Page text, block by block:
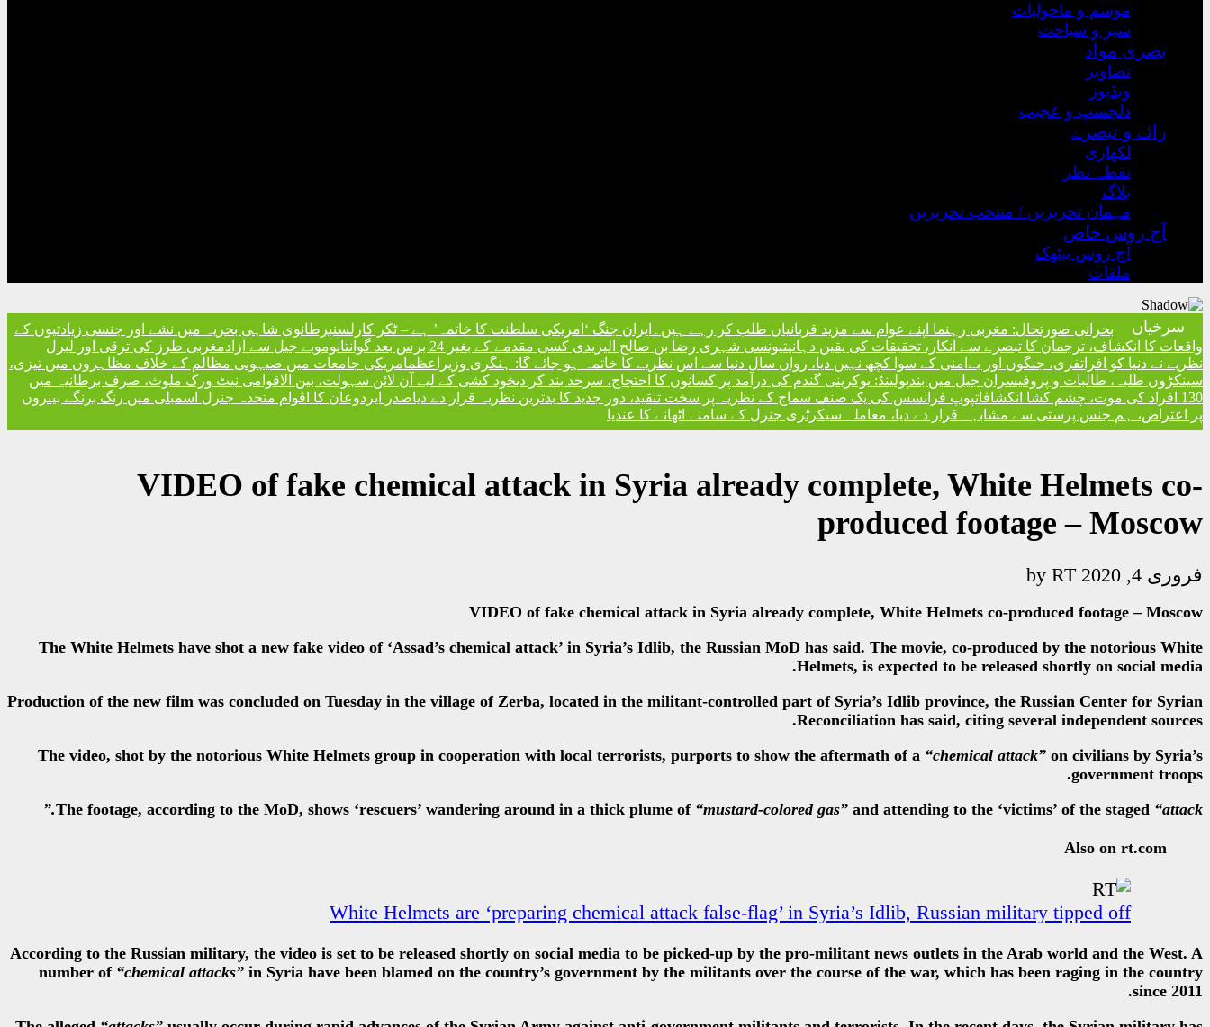
موسم و ماحولیات
سیر و سیاحت
بصری مواد
تصاویر
ویڈیوز
دلچسپ و عجیب
رائے و تبصرے
لکھاری
نقطہ نظر
بلاگ
مہمان تحریریں / منتخب تحریریں
آج روس خاص
آج روس بیٹھک
ملقات
سرخیاں بحرانی صورتحال: مغربی رہنما اپنے عوام سے مزید قربانیاں طلب کر رہے ہیں۔ ایران جنگ ‘امریکی سلطنت کا خاتمہ’ ہے – ٹکر کارلسنبرطانوی شاہی بحریہ میں نشے اور جنسی زیادتیوں کے
واقعات کا انکشاف، ترجمان کا تبصرے سے انکار، تحقیقات کی یقین دہانیتیونسی شہری رضا بن صالح الیزیدی کسی مقدمے کے بغیر 24 برس بعد گوانتانوموبے جیل سے آزاد
مغربی طرز کی ترقی اور لبرل
نظریے نے دنیا کو افراتفری، جنگوں اور بےامنی کے سوا کچھ نہیں دیا، رواں سال دنیا سے اس نظریے کا خاتمہ ہو جائے گا: ہنگری وزیراعظمامریکی جامعات میں صیہونی مظالم کے خلاف مظاہروں میں تیزی،
سینکڑوں طلبہ، طالبات و پروفیسران جیل میں بندپولینڈ: یوکرینی گندم کی درآمد پر کسانوں کا احتجاج، سرحد بند کر دیخود کشی کے لیے آن لائن سہولت، بین الاقوامی نیٹ ورک ملوث، صرف برطانیہ میں
130 افراد کی موت، چشم کشا انکشافات
پوپ فرانسس کی یک صنف سماج کے نظریہ پر سخت تنقید، دور جدید کا بدترین نظریہ قرار دے دیاصدر ایردوعان کا اقوام متحدہ جنرل اسمبلی میں رنگ برنگے بینروں
پر اعتراض، ہم جنس پرستی سے مشابہہ قرار دے دیا، معاملہ سیکرٹری جنرل کے سامنے اٹھانے کا عندیا
VIDEO of fake chemical attack in Syria already complete, White Helmets co-
produced footage – Moscow
فروری 4, 2020 RT
VIDEO of fake chemical attack in Syria already complete, White Helmets co-produced footage – Moscow
The White Helmets have shot a new fake video of ‘Assad’s chemical attack’ in Syria’s Idlib, the Russian MoD has said. The movie, co-produced by the notorious White
Helmets, is expected to be released shortly on social media.
Production of the new film was concluded on Tuesday in the village of Zerba, located in the militant-controlled part of Syria’s Idlib province, the Russian Center for Syrian
Reconciliation has said, citing several independent sources.
The video, shot by the notorious White Helmets group in cooperation with local terrorists, purports to show the aftermath of a “chemical attack” on civilians by Syria’s
government troops.
The footage, according to the MoD, shows ‘rescuers’ wandering around in a thick plume of “mustard-colored gas” and attending to the ‘victims’ of the staged “attack.”
Also on rt.com
White Helmets are ‘preparing chemical attack false-flag’ in Syria’s Idlib, Russian military tipped off
According to the Russian military, the video is set to be released shortly on social media to be picked-up by the pro-militant news outlets in the Arab world and the West. A
number of “chemical attacks” in Syria have been blamed on the country’s government by the militants over the course of the war, which has been raging in the country
since 2011.